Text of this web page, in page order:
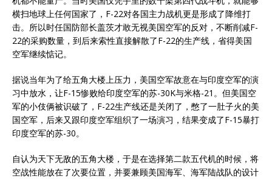
横扫地球上任何国家了，F-22对各国主力战机更是形成了降维打
击。所以时任国防部长盖茨才敢无视美国空军的反对，不断削减F-
22的采购数量，到后来索性直接解散了F-22的生产线，省得美国
空军继续惦记。
据说当年为了给五角大楼上压力，美国空军故意在与印度空军的演
习中放水，让F-15惨败给印度空军的苏-30K与米格-21。但美国空
军的小伎俩被识破了，F-22生产线还是关闭了，憋了一肚子火的美
国空军，后来又跟印度空军组织了一场演习，结果变成了F-15暴打
印度空军的苏-30。
自认为天下无敌的五角大楼，于是在选择第二款五代机的时候，将
空战性能放在了次要位置，并要兼顾美国海军、海军陆战队的设计